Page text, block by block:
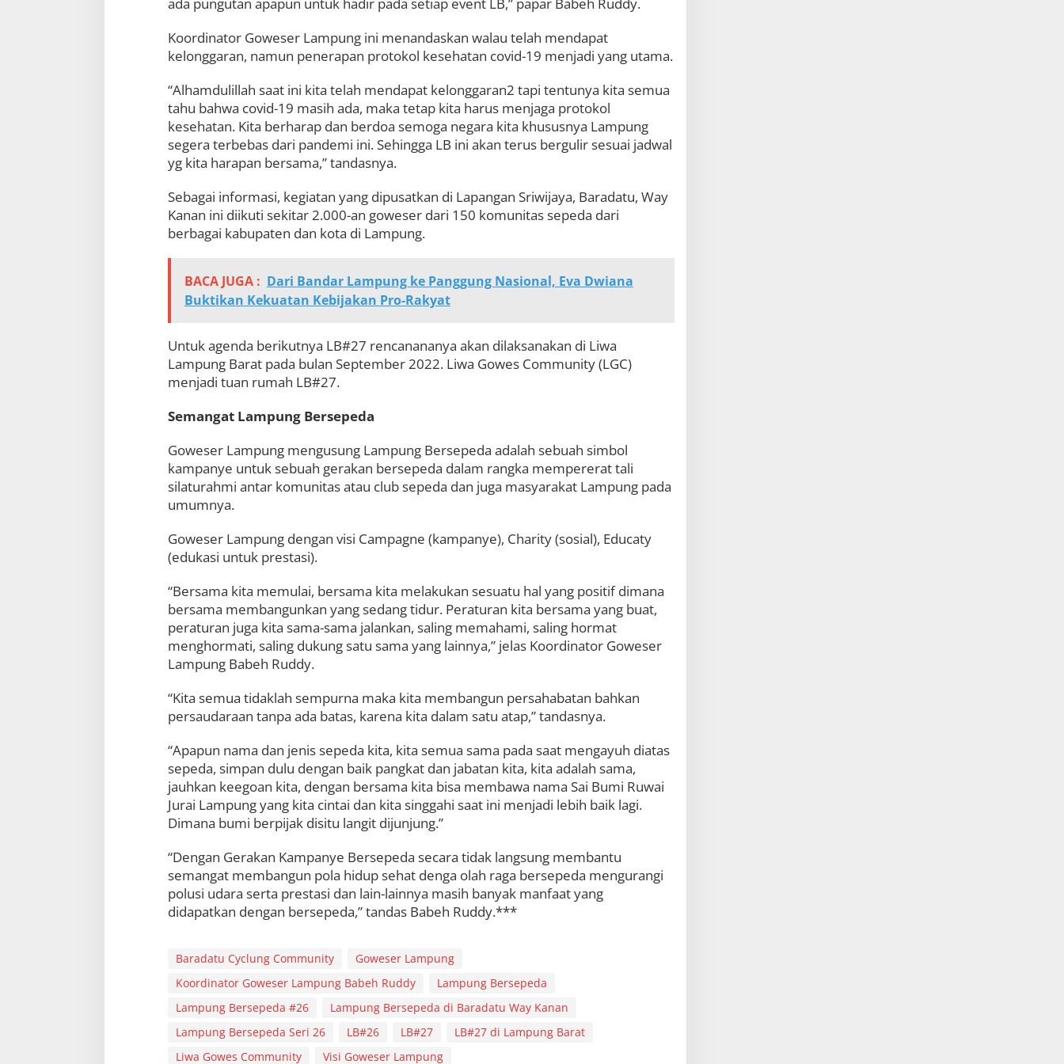
Koordinator Goweser Lampung ini menandaskan walau telah mendapat
kelonggaran, namun penerapan protokol kesehatan covid-19 menjadi yang utama.
“Alhamdulillah saat ini kita telah mendapat kelonggaran2 tapi tentunya kita semua
tahu bahwa covid-19 masih ada, maka tetap kita harus menjaga protokol
kesehatan. Kita berharap dan berdoa semoga negara kita khususnya Lampung
segera terbebas dari pandemi ini. Sehingga LB ini akan terus bergulir sesuai jadwal
yg kita harapan bersama,” tandasnya.
Sebagai informasi, kegiatan yang dipusatkan di Lapangan Sriwijaya, Baradatu, Way
Kanan ini diikuti sekitar 2.000-an goweser dari 150 komunitas sepeda dari
berbagai kabupaten dan kota di Lampung.
BACA JUGA : Dari Bandar Lampung ke Panggung Nasional, Eva Dwiana
Buktikan Kekuatan Kebijakan Pro-Rakyat
Untuk agenda berikutnya LB#27 rencanananya akan dilaksanakan di Liwa
Lampung Barat pada bulan September 2022. Liwa Gowes Community (LGC)
menjadi tuan rumah LB#27.
Semangat Lampung Bersepeda
Goweser Lampung mengusung Lampung Bersepeda adalah sebuah simbol
kampanye untuk sebuah gerakan bersepeda dalam rangka mempererat tali
silaturahmi antar komunitas atau club sepeda dan juga masyarakat Lampung pada
umumnya.
Goweser Lampung dengan visi Campagne (kampanye), Charity (sosial), Educaty
(edukasi untuk prestasi).
“Bersama kita memulai, bersama kita melakukan sesuatu hal yang positif dimana
bersama membangunkan yang sedang tidur. Peraturan kita bersama yang buat,
peraturan juga kita sama-sama jalankan, saling memahami, saling hormat
menghormati, saling dukung satu sama yang lainnya,” jelas Koordinator Goweser
Lampung Babeh Ruddy.
“Kita semua tidaklah sempurna maka kita membangun persahabatan bahkan
persaudaraan tanpa ada batas, karena kita dalam satu atap,” tandasnya.
“Apapun nama dan jenis sepeda kita, kita semua sama pada saat mengayuh diatas
sepeda, simpan dulu dengan baik pangkat dan jabatan kita, kita adalah sama,
jauhkan keegoan kita, dengan bersama kita bisa membawa nama Sai Bumi Ruwai
Jurai Lampung yang kita cintai dan kita singgahi saat ini menjadi lebih baik lagi.
Dimana bumi berpijak disitu langit dijunjung.”
“Dengan Gerakan Kampanye Bersepeda secara tidak langsung membantu
semangat membangun pola hidup sehat denga olah raga bersepeda mengurangi
polusi udara serta prestasi dan lain-lainnya masih banyak manfaat yang
didapatkan dengan bersepeda,” tandas Babeh Ruddy.***
Baradatu Cyclung Community
Goweser Lampung
Koordinator Goweser Lampung Babeh Ruddy
Lampung Bersepeda
Lampung Bersepeda #26
Lampung Bersepeda di Baradatu Way Kanan
Lampung Bersepeda Seri 26
LB#26 LB#27
LB#27 di Lampung Barat
Liwa Gowes Community
Visi Goweser Lampung